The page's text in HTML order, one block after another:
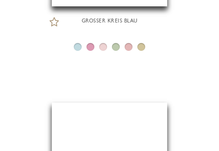
GROSSER KREIS BLAU